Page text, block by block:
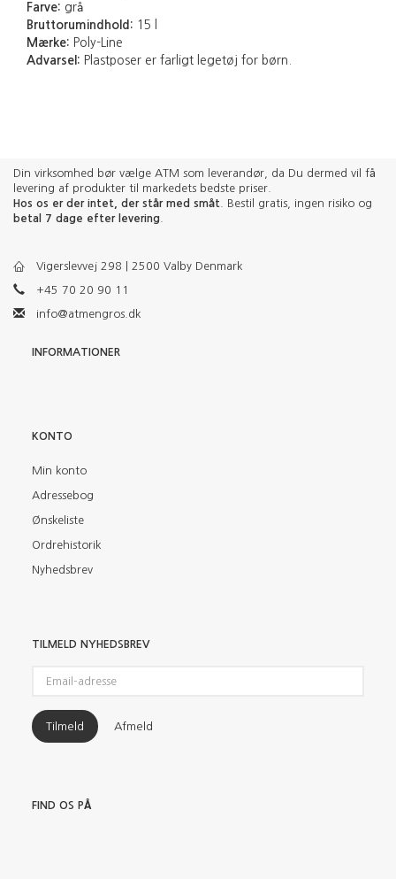
Farve: grå
Bruttorumindhold: 15 l
Mærke: Poly-Line
Advarsel: Plastposer er farligt legetøj for børn.
Din virksomhed bør vælge ATM som leverandør, da Du dermed vil få
levering af produkter til markedets bedste priser.
Hos os er der intet, der står med småt . Bestil gratis, ingen risiko og
betal 7 dage efter levering
Vigerslevvej 298 | 2500 Valby Denmark
+45 70 20 90 11
info@atmengros.dk
INFORMATIONER
KONTO
Min konto
Adressebog
Ønskeliste
Ordrehistorik
Nyhedsbrev
TILMELD NYHEDSBREV
adresse
Tilmeld Afmeld
FIND OS PÅ